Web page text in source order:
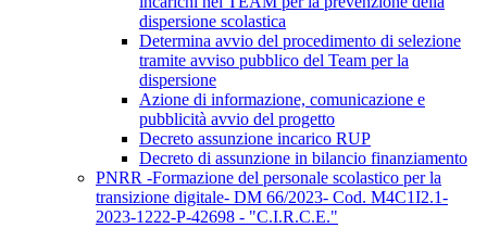
dispersione scolastica
Determina avvio del procedimento di selezione
tramite avviso pubblico del Team per la
dispersione
Azione di informazione, comunicazione e
pubblicità avvio del progetto
Decreto assunzione incarico RUP
Decreto di assunzione in bilancio finanziamento
PNRR -Formazione del personale scolastico per la
transizione digitale- DM 66/2023- Cod. M4C1I2.1-
2023-1222-P-42698 - "C.I.R.C.E."